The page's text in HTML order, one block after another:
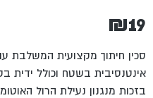
₪19
סכין חיתוך מקצועית המשלבת
בזכות מנגנון נעילת הרול